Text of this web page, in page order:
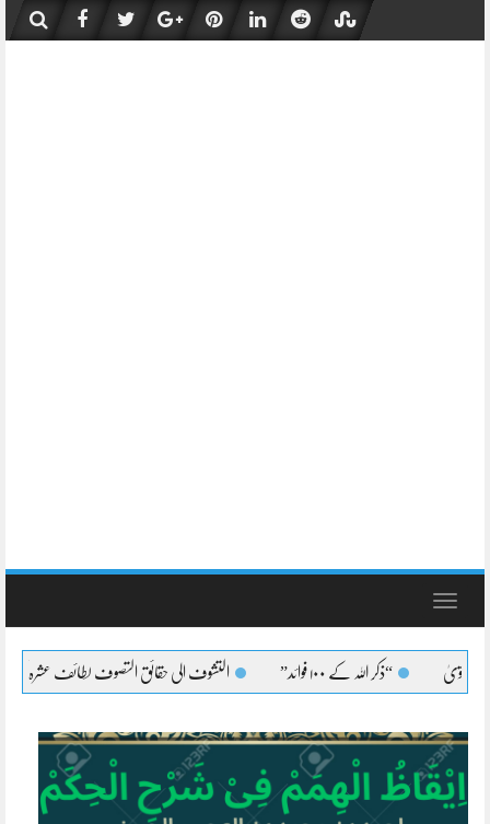
content
Toggle
“ذکر اللہ کے ۱۰۰ فوائد” التشوف الی حقائق التصوف لطائف عشرہ کا بیان